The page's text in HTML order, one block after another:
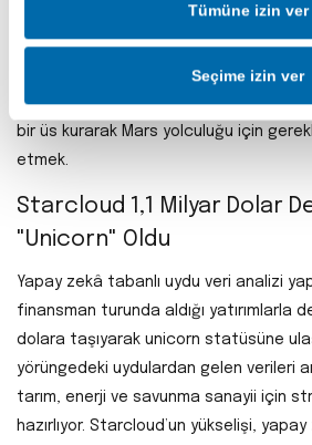
Tümüne izin ver
Seçime izin ver
yayımladı. Artemis II göreviyle ay
yolculuk için hazırlıklar tamamlanırken;
İniş Sistemi) üzerindeki test uçuşlarının
Programın temel amacı, 2030’lara
bir üs kurarak Mars yolculuğu için
etmek.
Starcloud 1,1 Milyar Dolar
"Unicorn" Oldu
Yapay zekâ tabanlı uydu veri analizi
finansman turunda aldığı yatırımlarla
dolara taşıyarak unicorn statüsüne
yörüngedeki uydulardan gelen verileri
tarım, enerji ve savunma sanayii için
hazırlıyor. Starcloud’un yükselişi, yapay